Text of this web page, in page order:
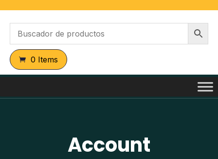
0 Items
Account